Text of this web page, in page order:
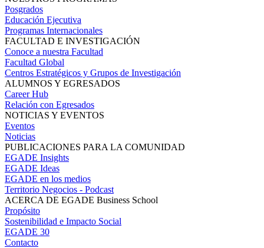
Posgrados
Educación Ejecutiva
Programas Internacionales
FACULTAD E INVESTIGACIÓN
Conoce a nuestra Facultad
Facultad Global
Centros Estratégicos y Grupos de Investigación
ALUMNOS Y EGRESADOS
Career Hub
Relación con Egresados
NOTICIAS Y EVENTOS
Eventos
Noticias
PUBLICACIONES PARA LA COMUNIDAD
EGADE Insights
EGADE Ideas
EGADE en los medios
Territorio Negocios - Podcast
ACERCA DE EGADE Business School
Propósito
Sostenibilidad e Impacto Social
EGADE 30
Contacto